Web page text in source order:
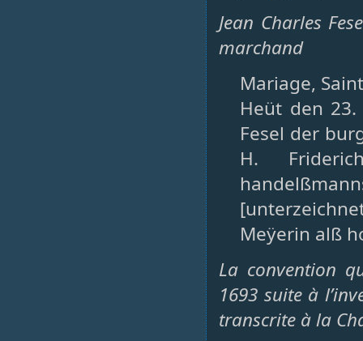
Jean Charles
marchand
Mariage,
Heüt den
Fesel der
H.
Meÿerin alß
La convention
1693 suite à
transcrite à la